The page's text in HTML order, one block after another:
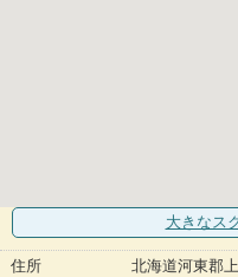
大きなス
住所
北海道河東郡